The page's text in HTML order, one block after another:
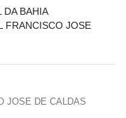
DA BAHIA
FRANCISCO JOSE
JOSE DE CALDAS